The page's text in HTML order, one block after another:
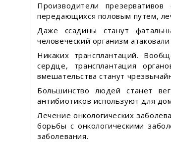
Производители
передающихся половым путем,
Даже ссадины станут
человеческий организм
Никаких трансплантаций.
сердце, трансплантация
вмешательства станут
Большинство людей станет
антибиотиков используют для
Лечение онкологических
борьбы с онкологическими
заболевания.